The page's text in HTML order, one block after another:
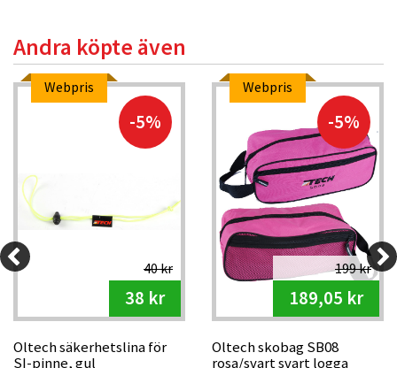
Andra köpte även
Webpris
-5%
40 kr
38 kr
Oltech säkerhetslina för
SI-pinne, gul
Webpris
-5%
199 kr
189,05 kr
Oltech skobag SB08
rosa/svart svart logga